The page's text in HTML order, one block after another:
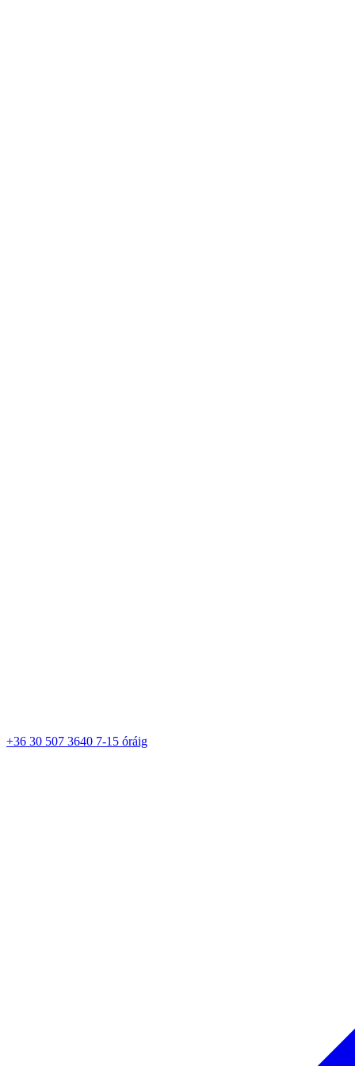
+36 30 507 3640 7-15 óráig